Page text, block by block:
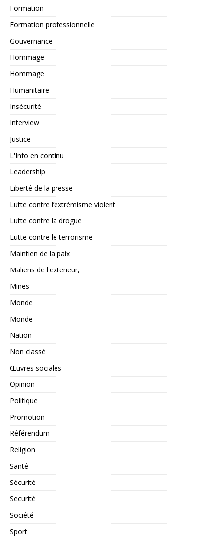
Formation
Formation professionnelle
Gouvernance
Hommage
Hommage
Humanitaire
Insécurité
Interview
Justice
L'Info en continu
Leadership
Liberté de la presse
Lutte contre l’extrémisme violent
Lutte contre la drogue
Lutte contre le terrorisme
Maintien de la paix
Maliens de l'exterieur,
Mines
Monde
Monde
Nation
Non classé
Œuvres sociales
Opinion
Politique
Promotion
Référendum
Religion
Santé
Sécurité
Securité
Société
Sport